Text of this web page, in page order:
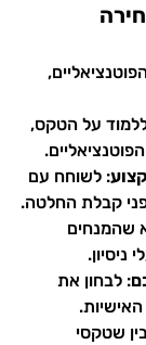
על הטקס,
: לשוחח עם
קבלת החלטה.
שהמנחים
ניסיון.
: לבחון את
האישיות.
שטקסי